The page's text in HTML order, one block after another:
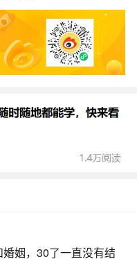
生肖都是很常见的
会引起大麻烦，下面
鼠、牛、兔四个生
属鼠冲太岁，属牛
则更广，除上述四
、血光官非、损伤
姻，30了一直没有结